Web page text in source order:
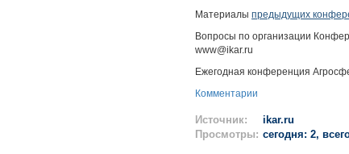
Материалы предыдущих
Вопросы по организации
www@ikar.ru
Ежегодная конференция
Комментарии
Источник:
ikar.ru
Просмотры: сегодня: 2,